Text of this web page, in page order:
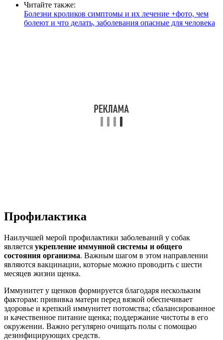
Читайте также:
Болезни кроликов симптомы и их лечение +фото, чем
болеют и что делать, заболевания опасные для человека
Профилактика
Наилучшей мерой профилактики заболеваний у собак
является укрепление иммунной системы и общего
состояния организма. Важным шагом в этом направлении
являются вакцинации, которые можно проводить с шести
месяцев жизни щенка.
Иммунитет у щенков формируется благодаря нескольким
факторам: прививка матери перед вязкой обеспечивает
здоровье и крепкий иммунитет потомства; сбалансированное
и качественное питание щенка; поддержание чистоты в его
окружении. Важно регулярно очищать полы с помощью
дезинфицирующих средств.